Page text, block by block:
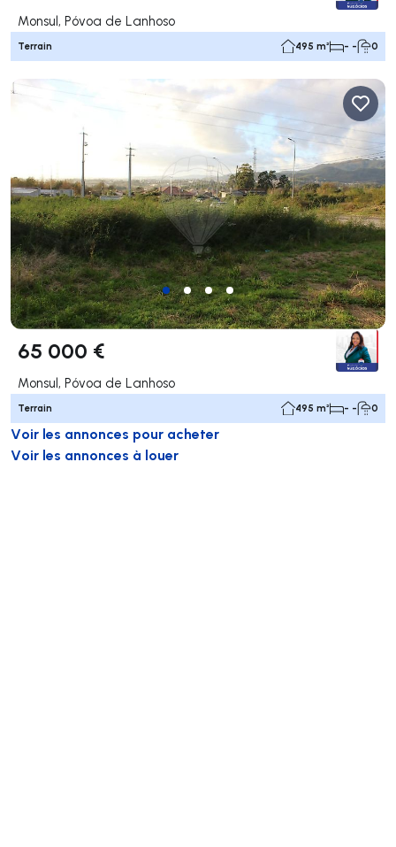
Monsul, Póvoa de Lanhoso
Terrain 495 m² - - 0
65 000 €
Monsul, Póvoa de Lanhoso
Terrain 495 m² - - 0
Voir les annonces pour acheter
Voir les annonces à louer